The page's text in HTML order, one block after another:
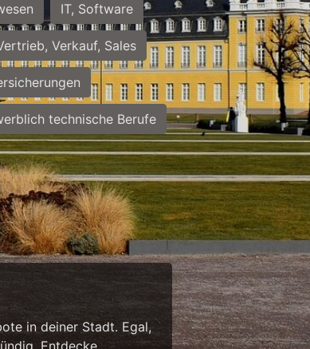
IT, Software
Verkauf, Sales
technische Berufe
in deiner Stadt. Egal,